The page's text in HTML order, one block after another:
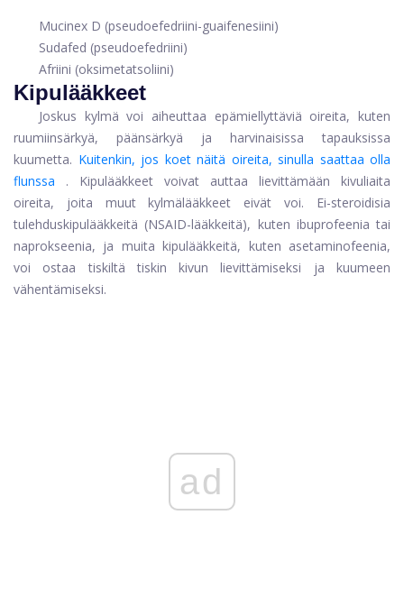
Mucinex D (pseudoefedriini-guaifenesiini)
Sudafed (pseudoefedriini)
Afriini (oksimetatsoliini)
Kipulääkkeet
Joskus kylmä voi aiheuttaa epämiellyttäviä oireita, kuten
ruumiinsärkyä, päänsärkyä ja harvinaisissa tapauksissa
kuumetta. Kuitenkin, jos koet näitä oireita, sinulla saattaa olla
flunssa
. Kipulääkkeet voivat auttaa lievittämään kivuliaita
oireita, joita muut kylmälääkkeet eivät voi. Ei-steroidisia
tulehduskipulääkkeitä (NSAID-lääkkeitä), kuten ibuprofeenia tai
naprokseenia, ja muita kipulääkkeitä, kuten asetaminofeenia,
voi ostaa tiskiltä tiskin kivun lievittämiseksi ja kuumeen
vähentämiseksi.
ad